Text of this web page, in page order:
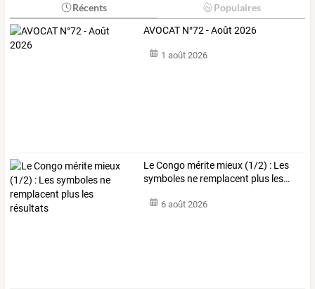
Récents Populaires
AVOCAT N°72 - Août 2026
1 août 2026
LeCongo mérite mieux (1/2) : Les
symboles ne remplacent plus les…
6 août 2026